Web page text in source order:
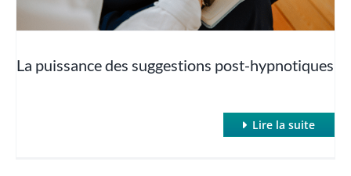
Le protocole John Jones
Redonner la parole à l’inconscient
La puissance des suggestions post-hypnotiques
Lire la suite